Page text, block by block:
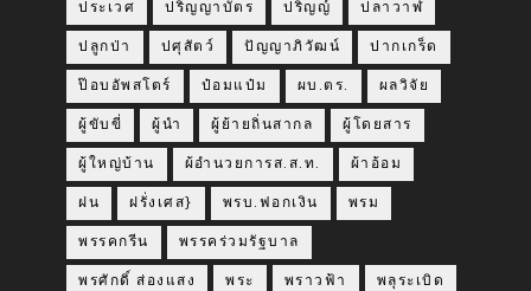
ประเวศ ปริญญาบัตร ปริญญ์ ปลาวาฬ
ปลูกป่า ปศุสัตว์ ปัญญาภิวัฒน์ ปากเกร็ด
ป๊อบอัพสโตร์ ป๋อมแป๋ม ผบ.ตร. ผลวิจัย
ผู้ขับขี่ ผู้นำ ผู้ย้ายถิ่นสากล ผู้โดยสาร
ผู้ใหญ่บ้าน ผ้อำนวยการส.ส.ท. ผ้าอ้อม
ฝน ฝรั่งเศส} พรบ.ฟอกเงิน พรม
พรรคกรีน พรรคร่วมรัฐบาล
พรศักดิ์ ส่องแสง พระ พราวฟ้า พลุระเบิด